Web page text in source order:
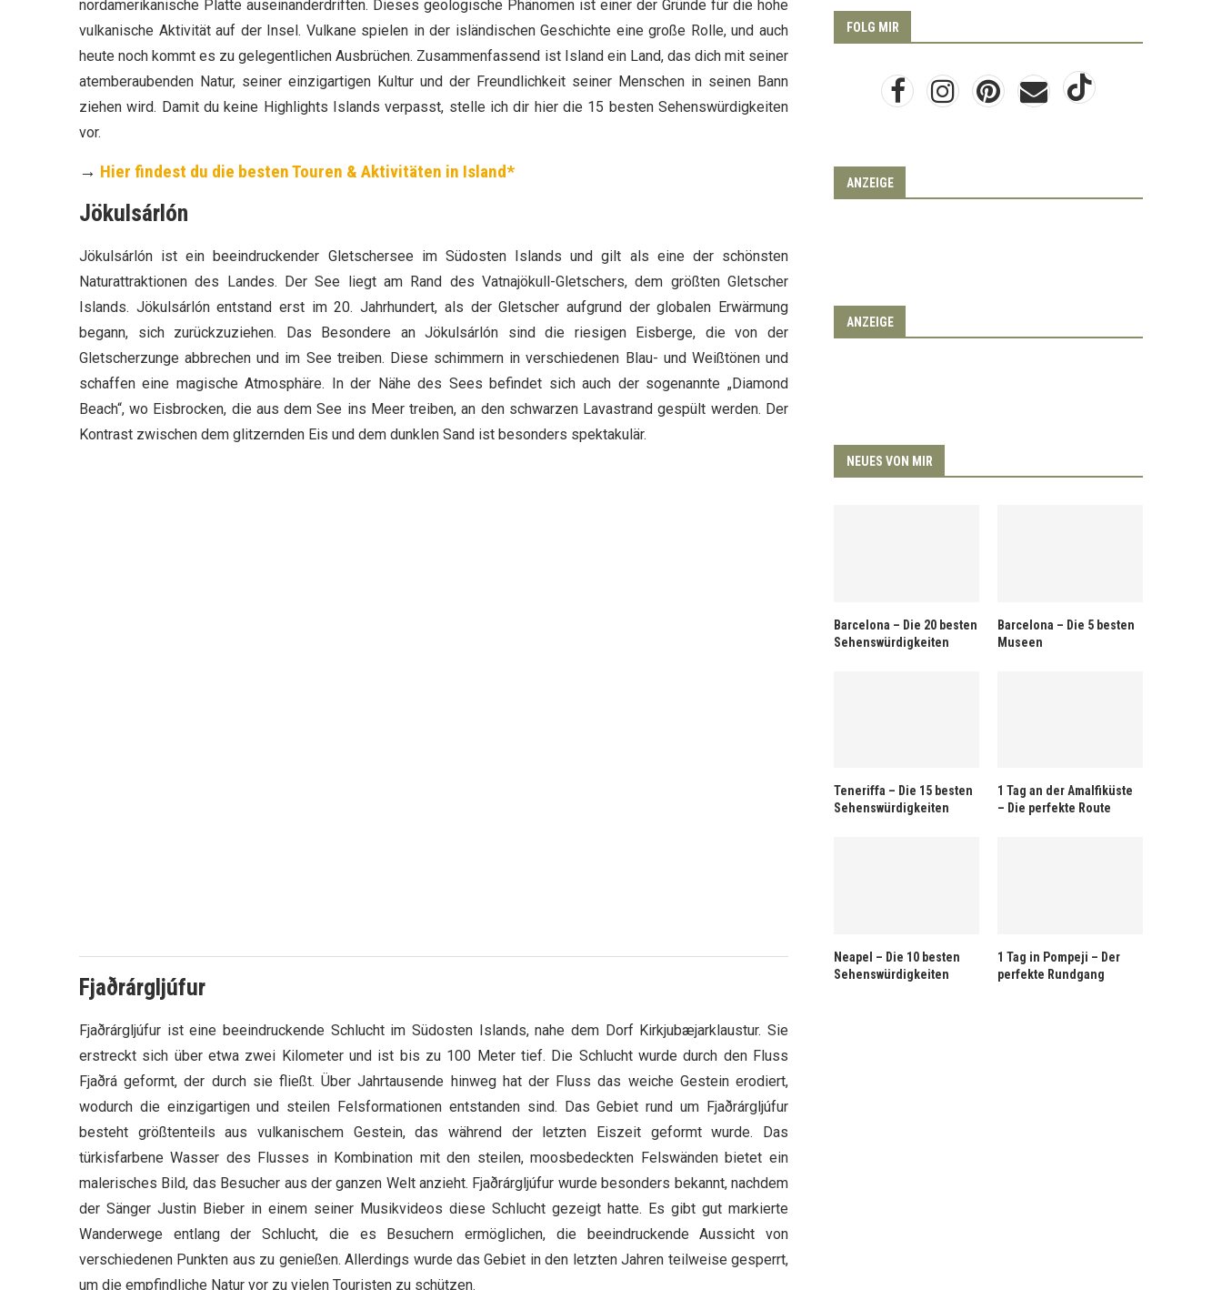
nordamerikanische Platte auseinanderdriften. Dieses geologische Phänomen ist einer der Gründe für die hohe
vulkanische Aktivität auf der Insel. Vulkane spielen in der isländischen Geschichte eine große Rolle, und auch
heute noch kommt es zu gelegentlichen Ausbrüchen. Zusammenfassend ist Island ein Land, das dich mit seiner
atemberaubenden Natur, seiner einzigartigen Kultur und der Freundlichkeit seiner Menschen in seinen Bann
ziehen wird. Damit du keine Highlights Islands verpasst, stelle ich dir hier die 15 besten Sehenswürdigkeiten
vor.
→ Hier findest du die besten Touren & Aktivitäten in Island*
Jökulsárlón
Jökulsárlón ist ein beeindruckender Gletschersee im Südosten Islands und gilt als eine der schönsten
Naturattraktionen des Landes. Der See liegt am Rand des Vatnajökull-Gletschers, dem größten Gletscher
Islands. Jökulsárlón entstand erst im 20. Jahrhundert, als der Gletscher aufgrund der globalen Erwärmung
begann, sich zurückzuziehen. Das Besondere an Jökulsárlón sind die riesigen Eisberge, die von der
Gletscherzunge abbrechen und im See treiben. Diese schimmern in verschiedenen Blau- und Weißtönen und
schaffen eine magische Atmosphäre. In der Nähe des Sees befindet sich auch der sogenannte „Diamond
Beach“, wo Eisbrocken, die aus dem See ins Meer treiben, an den schwarzen Lavastrand gespült werden. Der
Kontrast zwischen dem glitzernden Eis und dem dunklen Sand ist besonders spektakulär.
Fjaðrárgljúfur
Fjaðrárgljúfur ist eine beeindruckende Schlucht im Südosten Islands, nahe dem Dorf Kirkjubæjarklaustur. Sie
erstreckt sich über etwa zwei Kilometer und ist bis zu 100 Meter tief. Die Schlucht wurde durch den Fluss
Fjaðrá geformt, der durch sie fließt. Über Jahrtausende hinweg hat der Fluss das weiche Gestein erodiert,
wodurch die einzigartigen und steilen Felsformationen entstanden sind. Das Gebiet rund um Fjaðrárgljúfur
besteht größtenteils aus vulkanischem Gestein, das während der letzten Eiszeit geformt wurde. Das
türkisfarbene Wasser des Flusses in Kombination mit den steilen, moosbedeckten Felswänden bietet ein
malerisches Bild, das Besucher aus der ganzen Welt anzieht. Fjaðrárgljúfur wurde besonders bekannt, nachdem
der Sänger Justin Bieber in einem seiner Musikvideos diese Schlucht gezeigt hatte. Es gibt gut markierte
Wanderwege entlang der Schlucht, die es Besuchern ermöglichen, die beeindruckende Aussicht von
verschiedenen Punkten aus zu genießen. Allerdings wurde das Gebiet in den letzten Jahren teilweise gesperrt,
um die empfindliche Natur vor zu vielen Touristen zu schützen.
FOLG MIR
ANZEIGE
ANZEIGE
NEUES VON MIR
Barcelona – Die 20 besten
Sehenswürdigkeiten
Barcelona – Die 5 besten
Museen
Teneriffa – Die 15 besten
Sehenswürdigkeiten
1 Tag an der Amalfiküste
– Die perfekte Route
Neapel – Die 10 besten
Sehenswürdigkeiten
1 Tag in Pompeji – Der
perfekte Rundgang